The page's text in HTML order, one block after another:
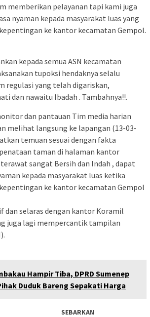
memberikan pelayanan tapi kami juga
nyaman kepada masyarakat luas yang
ke kantor kecamatan Gempol.
kepada semua ASN kecamatan
tupoksi hendaknya selalu
regulasi yang telah digariskan,
dan nawaitu Ibadah . Tambahnya!!.
dan pantauan Tim media harian
melihat langsung ke lapangan (13-03-
temuan sesuai dengan fakta
taman di halaman kantor
sangat Bersih dan Indah , dapat
kepada masyarakat luas ketika
ke kantor kecamatan Gempol
dan selaras dengan kantor Koramil
juga lagi mempercantik tampilan
Hampir Tiba, DPRD Sumenep
Duduk Bareng Sepakati Harga
SEBARKAN